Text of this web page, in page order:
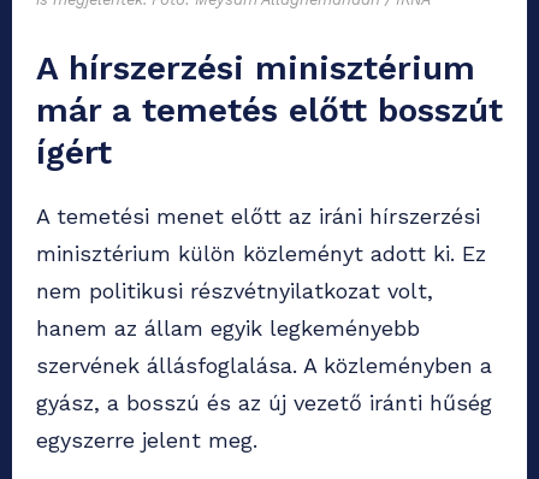
A hírszerzési minisztérium
már a temetés előtt bosszút
ígért
A temetési menet előtt az iráni hírszerzési
minisztérium külön közleményt adott ki. Ez
nem politikusi részvétnyilatkozat volt,
hanem az állam egyik legkeményebb
szervének állásfoglalása. A közleményben a
gyász, a bosszú és az új vezető iránti hűség
egyszerre jelent meg.